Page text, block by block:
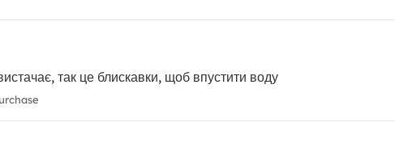
так це блискавки, щоб впустити воду